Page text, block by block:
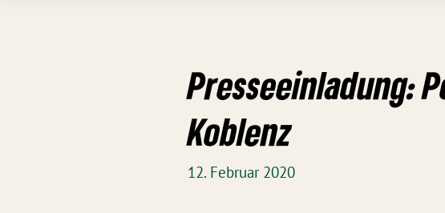
Presseeinladung:
Koblenz
12. Februar 2020